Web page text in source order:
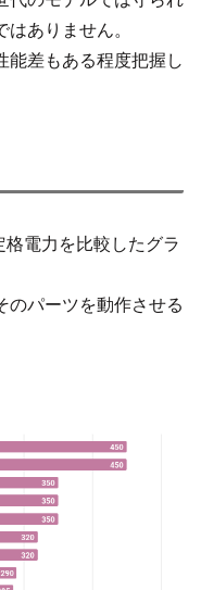
ありません。
能差もある程度把握し
電力を比較したグラ
のパーツを動作させる